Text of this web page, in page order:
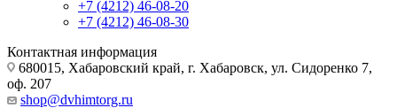
+7 (4212) 46-08-20
+7 (4212) 46-08-30
Контактная информация
680015, Хабаровский край, г. Хабаровск, ул. Сидоренко 7,
оф. 207
shop@dvhimtorg.ru